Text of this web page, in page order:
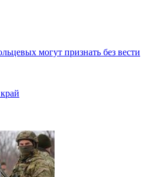
могут признать без вести